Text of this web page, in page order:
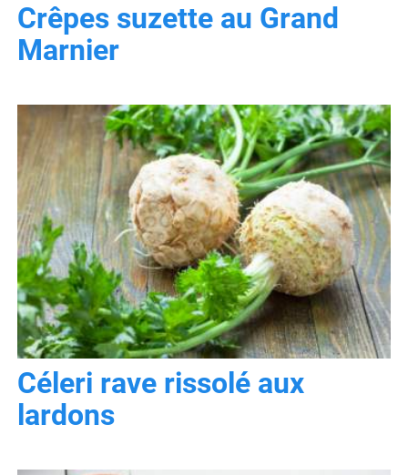
Crêpes suzette au Grand
Marnier
Céleri rave rissolé aux
lardons